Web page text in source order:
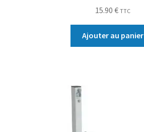
15.90 € TTC
Ajouter au panier